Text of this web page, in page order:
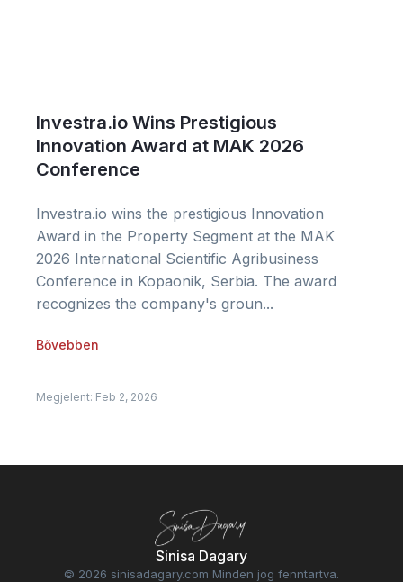
Investra.io Wins Prestigious
Innovation Award at MAK 2026
Conference
Investra.io wins the prestigious Innovation
Award in the Property Segment at the MAK
2026 International Scientific Agribusiness
Conference in Kopaonik, Serbia. The award
recognizes the company's groun...
Bővebben
Megjelent: Feb 2, 2026
Sinisa Dagary
© 2026 sinisadagary.com Minden jog fenntartva.